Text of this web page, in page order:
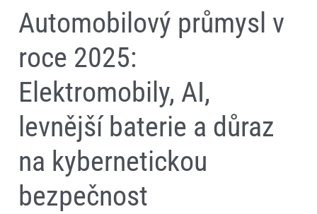
Automobilový průmysl v
roce 2025:
Elektromobily, AI,
levnější baterie a důraz
na kybernetickou
bezpečnost